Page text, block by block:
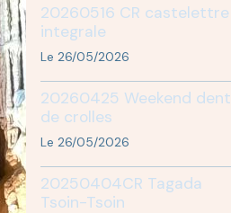
20260516 CR castelettre
integrale
Le 26/05/2026
20260425 Weekend dent
de crolles
Le 26/05/2026
20250404CR Tagada
Tsoin-Tsoin